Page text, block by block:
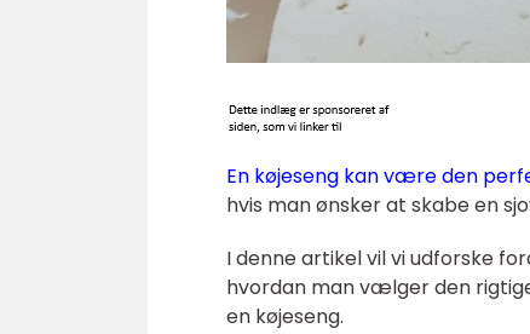
En køjeseng kan være den
hvis man ønsker at skabe en
I denne artikel vil vi udforske
hvordan man vælger den
en køjeseng.